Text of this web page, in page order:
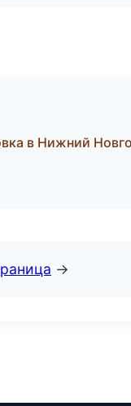
в Нижний
→